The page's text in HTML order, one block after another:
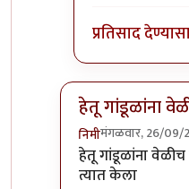
प्रतिसाद
हेतू गांडूळांना
निमीमंगळवार, 26/09/
In reply toटपोरे
हेतू गांडूळांना
त्यात केला